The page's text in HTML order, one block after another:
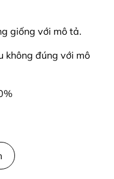
giống với mô tả.
không đúng với mô
#ao